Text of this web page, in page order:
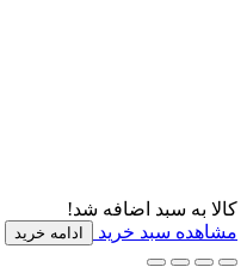
کالا به سبد اضافه شد!
مشاهده سبد خرید
ادامه خرید